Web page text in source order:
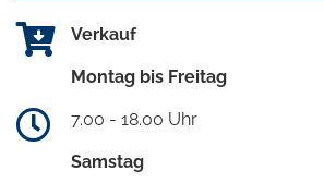
Verkauf
Montag bis Freitag
7.00 - 18.00 Uhr
Samstag